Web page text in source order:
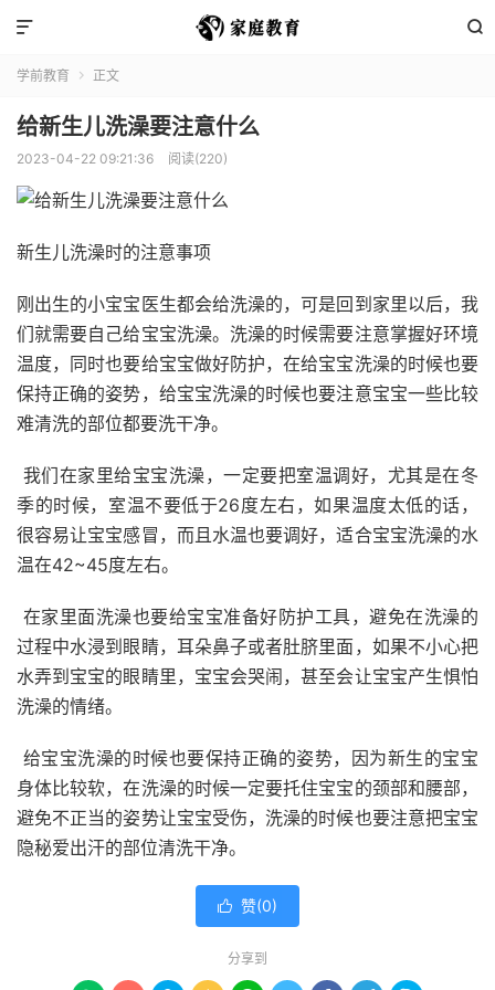


学前教育  正文
给新生儿洗澡要注意什么
2023-04-22 09:21:36 阅读(220)
新生儿洗澡时的注意事项
刚出生的小宝宝医生都会给洗澡的，可是回到家里以后，我
们就需要自己给宝宝洗澡。洗澡的时候需要注意掌握好环境
温度，同时也要给宝宝做好防护，在给宝宝洗澡的时候也要
保持正确的姿势，给宝宝洗澡的时候也要注意宝宝一些比较
难清洗的部位都要洗干净。
我们在家里给宝宝洗澡，一定要把室温调好，尤其是在冬
季的时候，室温不要低于26度左右，如果温度太低的话，
很容易让宝宝感冒，而且水温也要调好，适合宝宝洗澡的水
温在42~45度左右。
在家里面洗澡也要给宝宝准备好防护工具，避免在洗澡的
过程中水浸到眼睛，耳朵鼻子或者肚脐里面，如果不小心把
水弄到宝宝的眼睛里，宝宝会哭闹，甚至会让宝宝产生惧怕
洗澡的情绪。
给宝宝洗澡的时候也要保持正确的姿势，因为新生的宝宝
身体比较软，在洗澡的时候一定要托住宝宝的颈部和腰部，
避免不正当的姿势让宝宝受伤，洗澡的时候也要注意把宝宝
隐秘爱出汗的部位清洗干净。
 赞(0)
分享到